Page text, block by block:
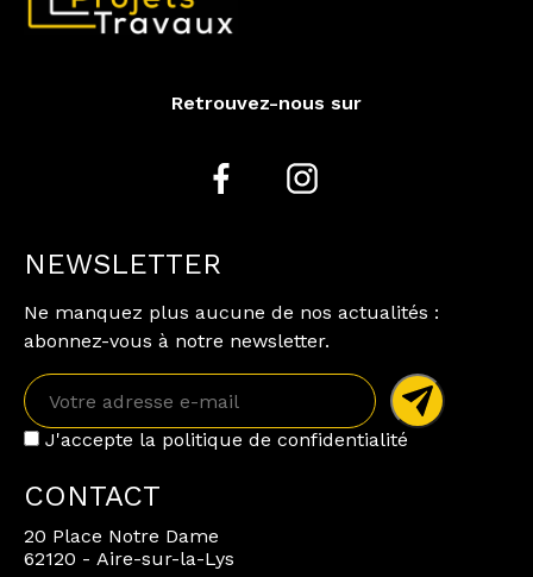
Retrouvez-nous sur
NEWSLETTER
Ne manquez plus aucune de nos actualités :
abonnez-vous à notre newsletter.
J'accepte la politique de confidentialité
CONTACT
20 Place Notre Dame
62120 - Aire-sur-la-Lys